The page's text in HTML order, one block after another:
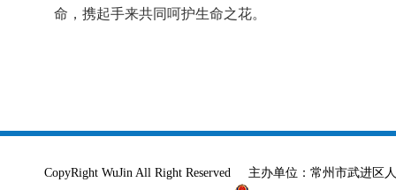
命，携起手来共同呵护生命之花。
CopyRight WuJin All Right Reserved 主办单位：常州市武进